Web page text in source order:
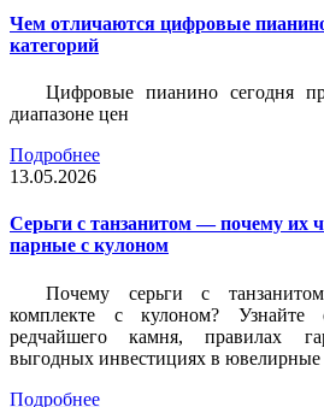
Чем отличаются цифровые
категорий
Цифровые пианино сегодня
диапазоне цен
Подробнее
13.05.2026
Серьги с танзанитом — почему их
парные с кулоном
Почему серьги с
комплекте с кулоном?
редчайшего камня, правилах
выгодных инвестициях в ювелирные
Подробнее